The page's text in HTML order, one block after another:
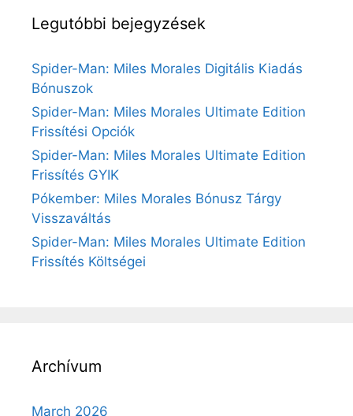
Legutóbbi bejegyzések
Spider-Man: Miles Morales Digitális Kiadás
Bónuszok
Spider-Man: Miles Morales Ultimate Edition
Frissítési Opciók
Spider-Man: Miles Morales Ultimate Edition
Frissítés GYIK
Pókember: Miles Morales Bónusz Tárgy
Visszaváltás
Spider-Man: Miles Morales Ultimate Edition
Frissítés Költségei
Archívum
March 2026